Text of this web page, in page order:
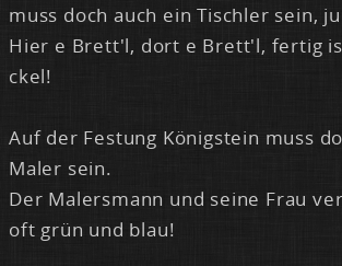
muss doch auch ein Tisch­ler sein,
Hier e Brett'l, dort e Brett'l, fer­tig
ckel!
Auf der Fes­tung Kö­nig­stein muss
Ma­ler sein.
Der Ma­lers­mann und sei­ne Frau
oft grün und blau!